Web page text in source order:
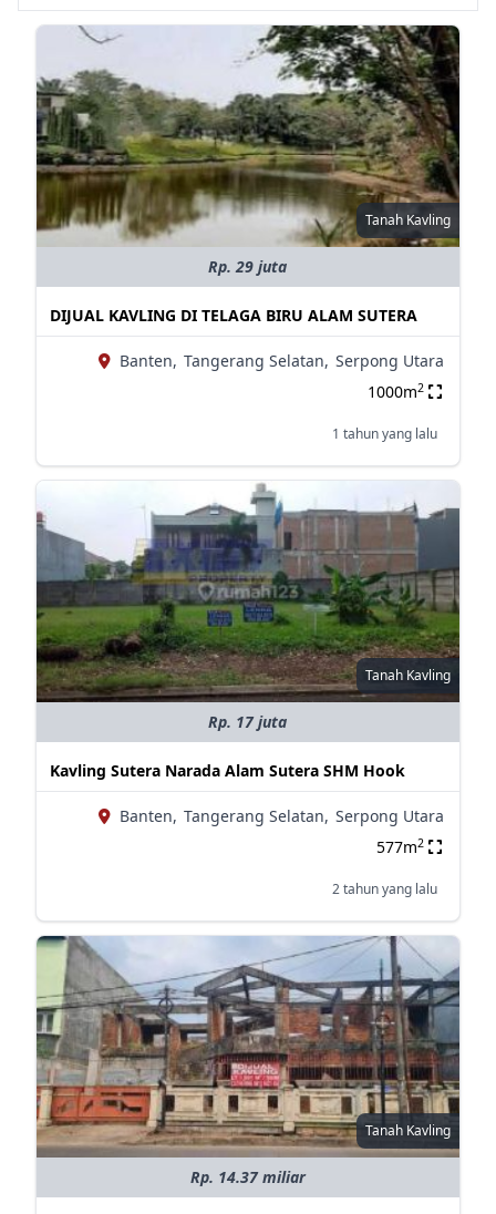
Tanah Kavling
Rp. 29 juta
DIJUAL KAVLING DI TELAGA BIRU ALAM SUTERA
Banten, Tangerang Selatan, Serpong Utara
1000m2
1 tahun yang lalu
Tanah Kavling
Rp. 17 juta
Kavling Sutera Narada Alam Sutera SHM Hook
Banten, Tangerang Selatan, Serpong Utara
577m2
2 tahun yang lalu
Tanah Kavling
Rp. 14.37 miliar